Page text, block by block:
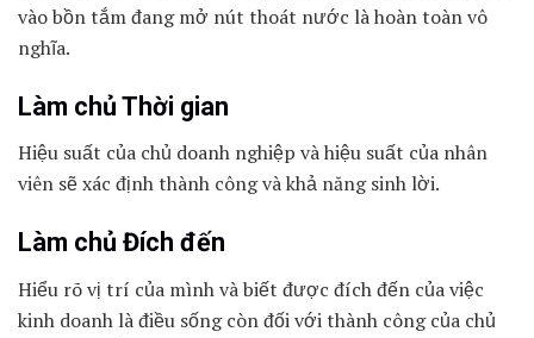
vào bồn tắm đang mở nút thoát nước là hoàn toàn vô
nghĩa.
Làm chủ Thời gian
Hiệu suất của chủ doanh nghiệp và hiệu suất của nhân
viên sẽ xác định thành công và khả năng sinh lời.
Làm chủ Đích đến
Hiểu rõ vị trí của mình và biết được đích đến của việc
kinh doanh là điều sống còn đối với thành công của chủ